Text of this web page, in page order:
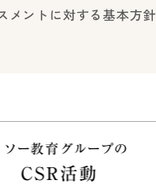
メントに対する基本方針